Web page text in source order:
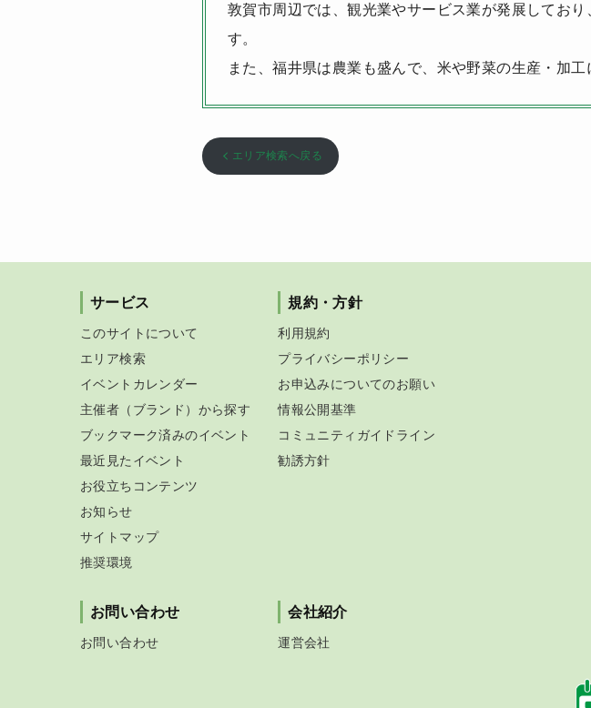
敦賀市周辺では、観光業やサービス業が発展してお
す。
また、福井県は農業も盛んで、米や野菜の生産・加
エリア検索へ戻る
サービス
このサイトについて
エリア検索
イベントカレンダー
主催者（ブランド）から探す
ブックマーク済みのイベント
最近見たイベント
お役立ちコンテンツ
お知らせ
サイトマップ
推奨環境
規約・方針
利用規約
プライバシーポリシー
お申込みについてのお願い
情報公開基準
コミュニティガイドライン
勧誘方針
お問い合わせ
お問い合わせ
会社紹介
運営会社